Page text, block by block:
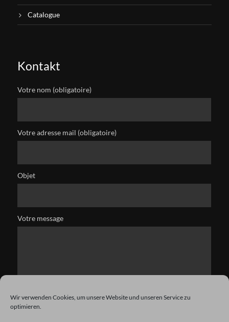
Wir verwenden Cookies, um unsere Website und unseren Service zu
optimieren.
Catalogue
Kontakt
Votre nom (obligatoire)
Votre adresse mail (obligatoire)
Objet
Votre message